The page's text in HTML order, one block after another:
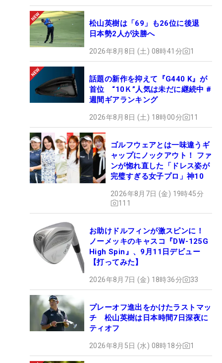
松山英樹は「69」も26位に後退
日本勢2人が決勝へ
2026年8月8日 (土) 08時41分 1
話題の新作を抑えて『G440 K』が
首位 “10Ｋ”人気は未だに継続中 #
週間ギアランキング
2026年8月8日 (土) 18時00分 11
ゴルフウェアとは一味違うギ
ャップにノックアウト！ ファ
ンが惚れ直した「ドレス姿が
完璧すぎる女子プロ」神10
2026年8月7日 (金) 19時45分
111
お助けドルフィンが激スピンに！
ノーメッキのキャスコ『DW-125G
High Spin』、9月11日デビュー
【打ってみた】
2026年8月7日 (金) 18時36分 33
プレーオフ進出をかけたラストマッ
チ 松山英樹は日本時間7日深夜に
ティオフ
2026年8月5日 (水) 08時18分 1